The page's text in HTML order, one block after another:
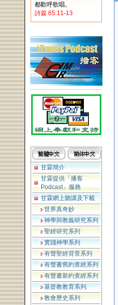
都歡呼歌唱。
詩篇 65:11-13
甘霖簡介
甘霖提供「播客
Podcast」服務
甘霖網上聽講及下載
世界真奇妙
神學與教義研究系列
聖經研究系列
實踐神學系列
有聲聖經背景系列
有聲書舊約查經系列
有聲書新約查經系列
基督教教育系列
教會歷史系列